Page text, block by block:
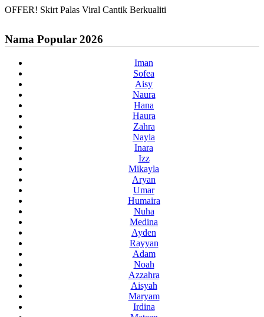
OFFER! Skirt Palas Viral Cantik Berkualiti
Nama Popular 2026
Iman
Sofea
Aisy
Naura
Hana
Haura
Zahra
Nayla
Inara
Izz
Mikayla
Aryan
Umar
Humaira
Nuha
Medina
Ayden
Rayyan
Adam
Noah
Azzahra
Aisyah
Maryam
Irdina